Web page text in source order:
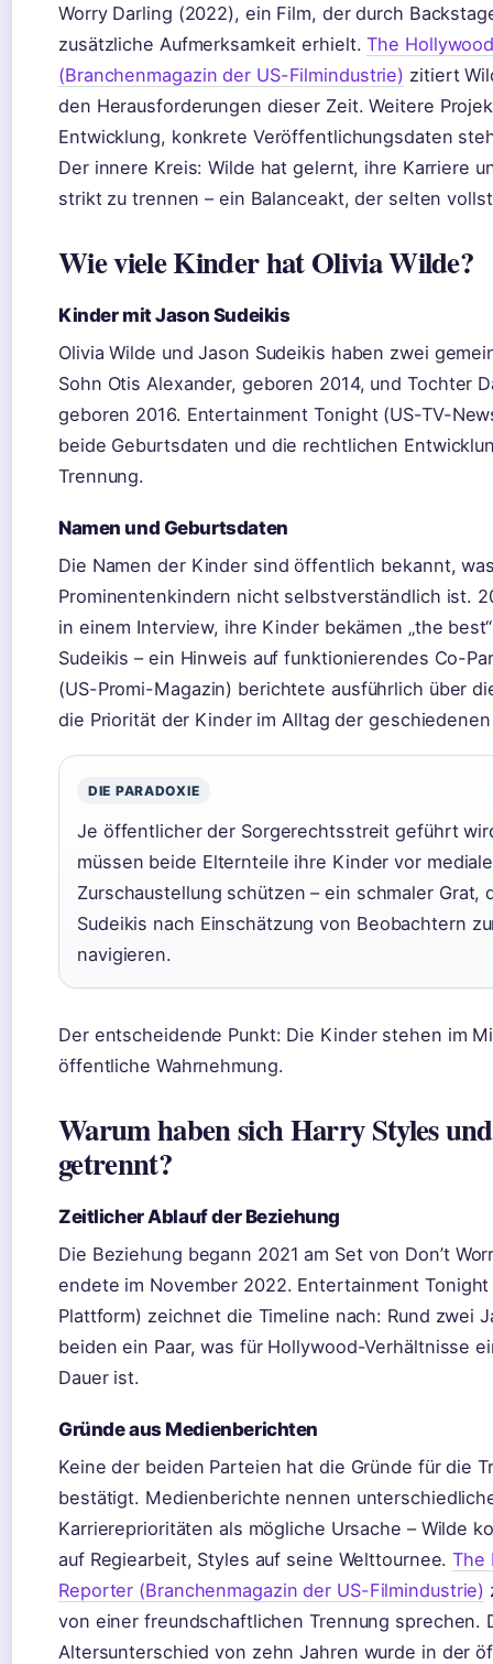
Worry Darling (2022), ein Film, der durch
zusätzliche Aufmerksamkeit erhielt.The
(Branchenmagazin der US-Filmindustrie) zitiert
den Herausforderungen dieser Zeit. Weitere
Entwicklung, konkrete Veröffentlichungsdaten
Der innere Kreis: Wilde hat gelernt, ihre Karriere
strikt zu trennen – ein Balanceakt, der selten
Wie viele Kinder hat Olivia Wilde?
Kinder mit Jason Sudeikis
Olivia Wilde und Jason Sudeikis haben zwei
Sohn Otis Alexander, geboren 2014, und Tochter
geboren 2016. Entertainment Tonight (US-TV-
beide Geburtsdaten und die rechtlichen
Trennung.
Namen und Geburtsdaten
Die Namen der Kinder sind öffentlich bekannt,
Prominentenkindern nicht selbstverständlich ist.
in einem Interview, ihre Kinder bekämen „the
Sudeikis – ein Hinweis auf funktionierendes Co-
(US-Promi-Magazin) berichtete ausführlich über
die Priorität der Kinder im Alltag der
DIE PARADOXIE
Je öffentlicher der Sorgerechtsstreit geführt
müssen beide Elternteile ihre Kinder vor
Zurschaustellung schützen – ein schmaler Grat,
Sudeikis nach Einschätzung von Beobachtern
navigieren.
Der entscheidende Punkt: Die Kinder stehen im
öffentliche Wahrnehmung.
Warum haben sich Harry Styles
getrennt?
Zeitlicher Ablauf der Beziehung
Die Beziehung begann 2021 am Set von Don’t
endete im November 2022. Entertainment
Plattform) zeichnet die Timeline nach: Rund zwei
beiden ein Paar, was für Hollywood-Verhältnisse
Dauer ist.
Gründe aus Medienberichten
Keine der beiden Parteien hat die Gründe für die
bestätigt. Medienberichte nennen
Karriereprioritäten als mögliche Ursache – Wilde
auf Regiearbeit, Styles auf seine Welttournee.The
Reporter (Branchenmagazin der US-Filmindustrie)
von einer freundschaftlichen Trennung sprechen.
Altersunterschied von zehn Jahren wurde in der